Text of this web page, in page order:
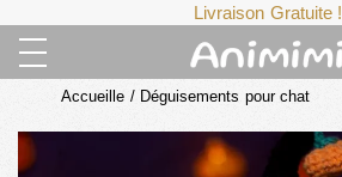
Livraison Gratuite !
Accueille / Déguisements pour chat